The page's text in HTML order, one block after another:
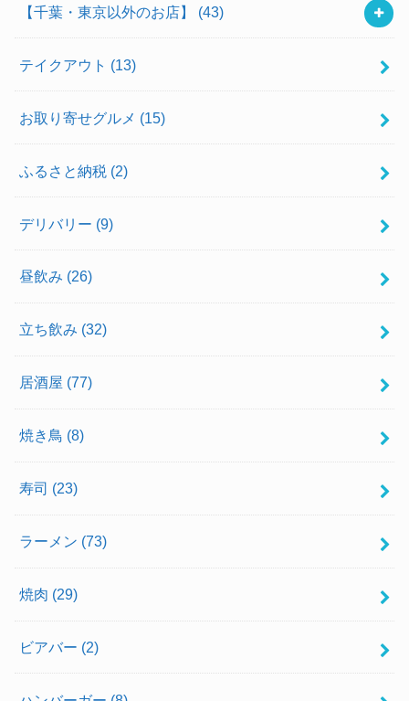
【千葉・東京以外のお店】 (43)
テイクアウト (13)
お取り寄せグルメ (15)
ふるさと納税 (2)
デリバリー (9)
昼飲み (26)
立ち飲み (32)
居酒屋 (77)
焼き鳥 (8)
寿司 (23)
ラーメン (73)
焼肉 (29)
ビアバー (2)